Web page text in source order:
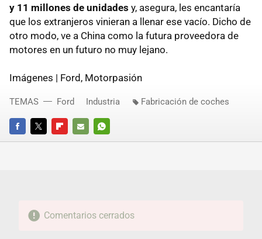
y 11 millones de unidades y, asegura, les encantaría
que los extranjeros vinieran a llenar ese vacío. Dicho de
otro modo, ve a China como la futura proveedora de
motores en un futuro no muy lejano.
Imágenes | Ford, Motorpasión
FACEBOOKTWITTERFLIPBOARD
E-
WHATSAPP
TEMAS Ford Industria Fabricación de coches
Comentarios cerrados